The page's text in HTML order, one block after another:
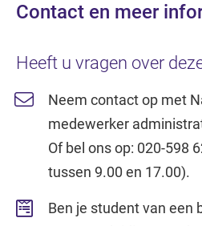
Contact en meer
Heeft u vragen over
Neem contact op met
medewerker
Of bel ons op: 020-598
tussen 9.00 en 17.00).
Ben je student van een